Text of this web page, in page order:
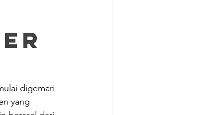
digemari
yang